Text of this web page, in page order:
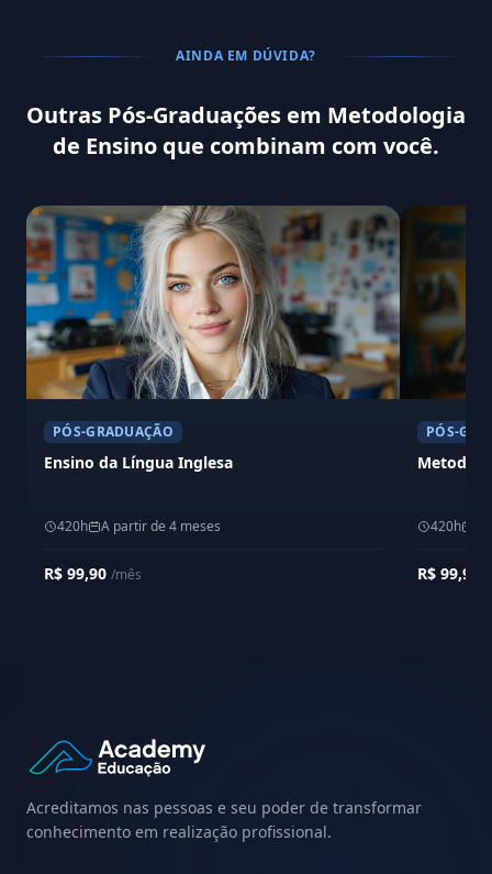
AINDA EM DÚVIDA?
Outras Pós-Graduações em Metodologia
de Ensino que combinam com você.
PÓS-GRADUAÇÃO
Ensino da Língua Inglesa
420h A partir de 4 meses
R$ 99,90 /mês
PÓS-
420h
R$ 99,90
Acreditamos nas pessoas e seu poder de transformar
conhecimento em realização profissional.